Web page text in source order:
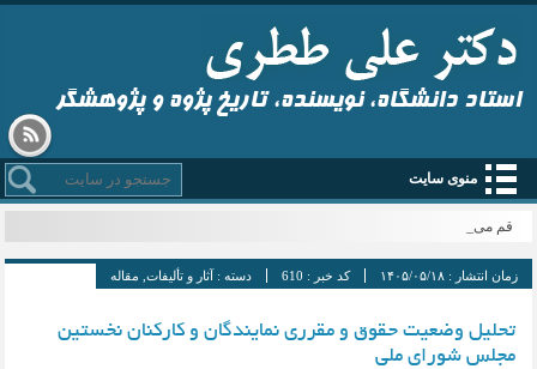
استاد دانشگاه، نویسنده، تاریخ پژوه و پژوهشگر
منوی سایت
قم میزبان_
زمان انتشار : ۱۴۰۵/۰۵/۱۸ کد خبر : 610 دسته :آثار و تألیفات مقاله
تحلیل وضعیت حقوق و مقرری نمایندگان و کارکنان نخستین
مجلس شورای ملی